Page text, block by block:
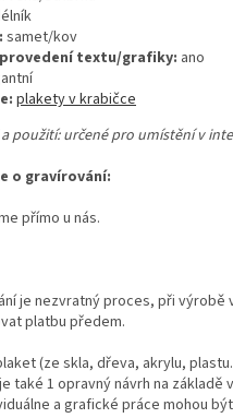
samet/kov
textu/grafiky: ano
plakety v krabičce
použití: určené pro umístění v
o gravírování:
přímo u nás.
je nezvratný proces, při
platbu předem.
(ze skla, dřeva, akrylu,
také 1 opravný návrh na
a grafické práce mohou